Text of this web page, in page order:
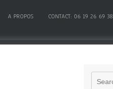
A PROPOS CONTACT: 06 19 26 69 38